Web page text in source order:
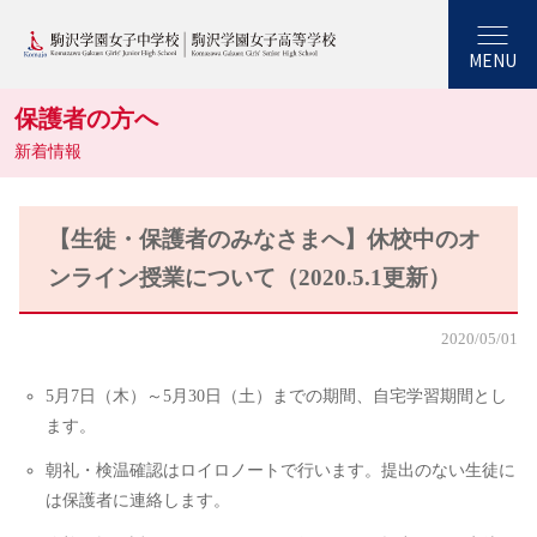
MENU
保護者の方へ
新着情報
【生徒・保護者のみなさまへ】休校中のオ
ンライン授業について（2020.5.1更新）
2020/05/01
5月7日（木）～5月30日（土）までの期間、自宅学習期間とし
ます。
朝礼・検温確認はロイロノートで行います。提出のない生徒に
は保護者に連絡します。